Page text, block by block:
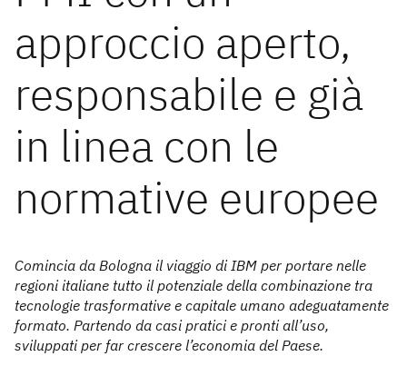
approccio aperto,
responsabile e già
in linea con le
normative europee
Comincia da Bologna il viaggio di IBM per portare nelle
regioni italiane tutto il potenziale della combinazione tra
tecnologie trasformative e capitale umano adeguatamente
formato. Partendo da casi pratici e pronti all’uso,
sviluppati per far crescere l’economia del Paese.